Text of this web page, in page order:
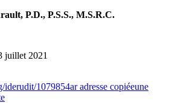
P.D., P.S.S., M.S.R.C.
juillet 2021
iderudit/1079854aradresse copiéeune